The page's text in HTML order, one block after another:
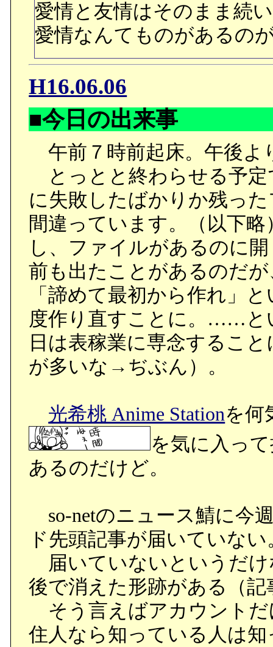
愛情と友情はそのまま続
愛情なんてものがあるの
H16.06.06
■今日の出来事
午前７時前起床。午後よ
とっとと終わらせる予定
に失敗したばかりか残っ
間違っています。（以下
し、ファイルがあるのに
前も出たことがあるのだ
「諦めて最初から作れ」
度作り直すことに。……と
日は表稼業に専念するこ
が多いな→ぢぶん）。
光希桃 Anime Stationを何
を気に入っ
あるのだけど。
so-netのニュース鯖に今
ド先頭記事が届いていない
届いていないというだけ
後で消えた形跡がある（
そう言えばアカウント
住人なら知っている人は